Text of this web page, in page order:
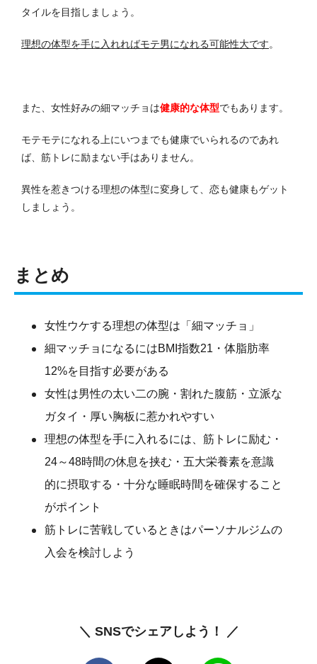
タイルを目指しましょう。
理想の体型を手に入れればモテ男になれる可能性大です。
また、女性好みの細マッチョは健康的な体型でもあります。
モテモテになれる上にいつまでも健康でいられるのであれ
ば、筋トレに励まない手はありません。
異性を惹きつける理想の体型に変身して、恋も健康もゲット
しましょう。
まとめ
女性ウケする理想の体型は「細マッチョ」
細マッチョになるにはBMI指数21・体脂肪率
12%を目指す必要がある
女性は男性の太い二の腕・割れた腹筋・立派な
ガタイ・厚い胸板に惹かれやすい
理想の体型を手に入れるには、筋トレに励む・
24～48時間の休息を挟む・五大栄養素を意識
的に摂取する・十分な睡眠時間を確保すること
がポイント
筋トレに苦戦しているときはパーソナルジムの
入会を検討しよう
＼ SNSでシェアしよう！ ／